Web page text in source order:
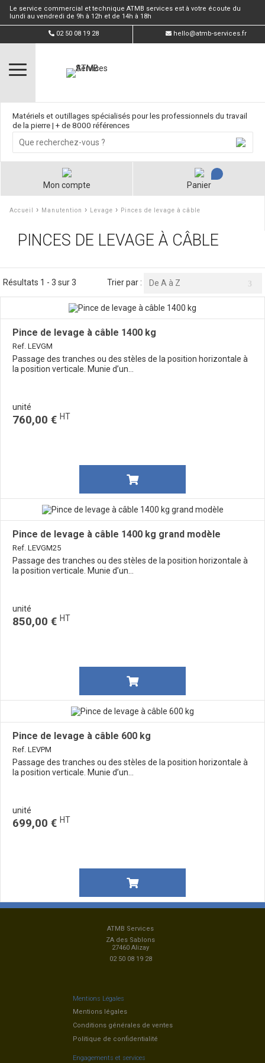
Le service commercial et technique ATMB services est à votre écoute du
lundi au vendredi de 9h à 12h et de 14h à 18h
02 50 08 19 28 hello@atmb-services.fr
Matériels et outillages spécialisés pour les professionnels du travail
de la pierre | + de 8000 références
Mon compte Panier
Accueil › Manutention › Levage › Pinces de levage à câble
PINCES DE LEVAGE À CÂBLE
Résultats 1 - 3 sur 3 Trier par : De A à Z
Pince de levage à câble 1400 kg
Ref. LEVGM
Passage des tranches ou des stèles de la position horizontale à
la position verticale. Munie d’un...
unité
760,00 € HT
Pince de levage à câble 1400 kg grand modèle
Ref. LEVGM25
Passage des tranches ou des stèles de la position horizontale à
la position verticale. Munie d’un...
unité
850,00 € HT
Pince de levage à câble 600 kg
Ref. LEVPM
Passage des tranches ou des stèles de la position horizontale à
la position verticale. Munie d’un...
unité
699,00 € HT
ATMB Services
ZA des Sablons
27460 Alizay
02 50 08 19 28
Mentions Légales
Mentions légales
Conditions générales de ventes
Politique de confidentialité
Engagements et services